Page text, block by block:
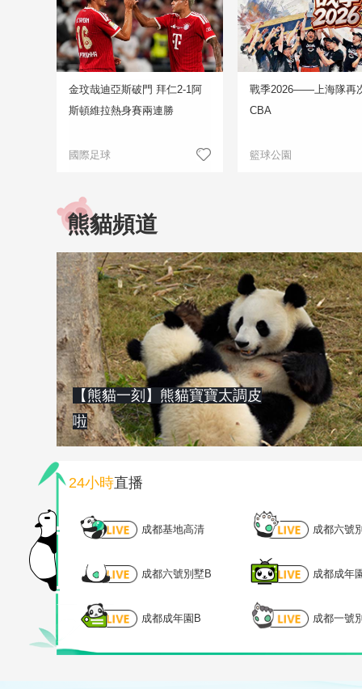
金玟哉迪亞斯破門 拜仁2-1阿
斯頓維拉熱身賽兩連勝
國際足球
戰季2026——上海隊再
CBA
籃球公園
熊貓頻道
【熊貓一刻】熊貓寶寶太調皮
啦
24小時直播
成都基地高清 成都六號
成都六號別墅B 成都成年
成都成年園B 成都一號